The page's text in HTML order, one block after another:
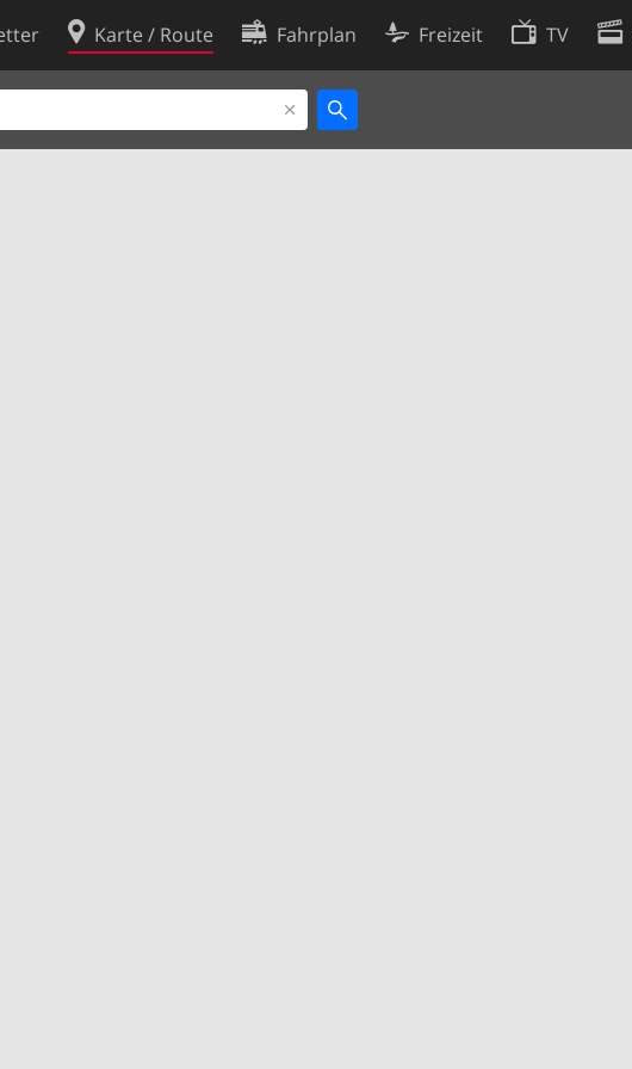
Karte / Route Fahrplan Freizeit TV
Cookie-Richtlinie
Cookie-Einstellungen